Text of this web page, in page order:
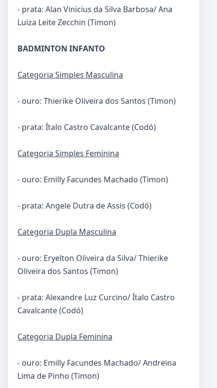
- prata: Alan Vinicius da Silva Barbosa/ Ana
Luiza Leite Zecchin (Timon)
BADMINTON INFANTO
Categoria Simples Masculina
- ouro: Thierike Oliveira dos Santos (Timon)
- prata: Ítalo Castro Cavalcante (Codó)
Categoria Simples Feminina
- ouro: Emilly Facundes Machado (Timon)
- prata: Angele Dutra de Assis (Codó)
Categoria Dupla Masculina
- ouro: Eryelton Oliveira da Silva/ Thierike
Oliveira dos Santos (Timon)
- prata: Alexandre Luz Curcino/ Ítalo Castro
Cavalcante (Codó)
Categoria Dupla Feminina
- ouro: Emilly Facundes Machado/ Andreina
Lima de Pinho (Timon)